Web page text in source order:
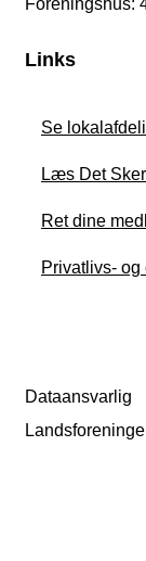
Links
Se
Læs Det
Ret dine
Privatlivs-
Dataansvarlig